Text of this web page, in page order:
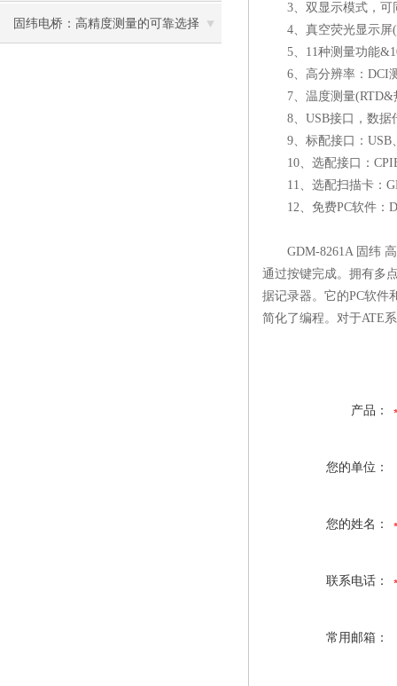
和测试
固纬电桥：高精度测量的可靠选择
3、双显示模式，可
4、真空荧光显示屏
5、11种测量功能
6、高分辨率：DCI测
7、温度测量(RTD&
8、USB接口，数据
9、标配接口：USB
10、选配接口：
11、选配扫描卡：
12、免费PC软件：
GDM-8261A 固纬 高
通过按键完成。拥有多
据记录器。它的PC软件
简化了编程。对于ATE
产品：
您的单位：
您的姓名：
联系电话：
常用邮箱：